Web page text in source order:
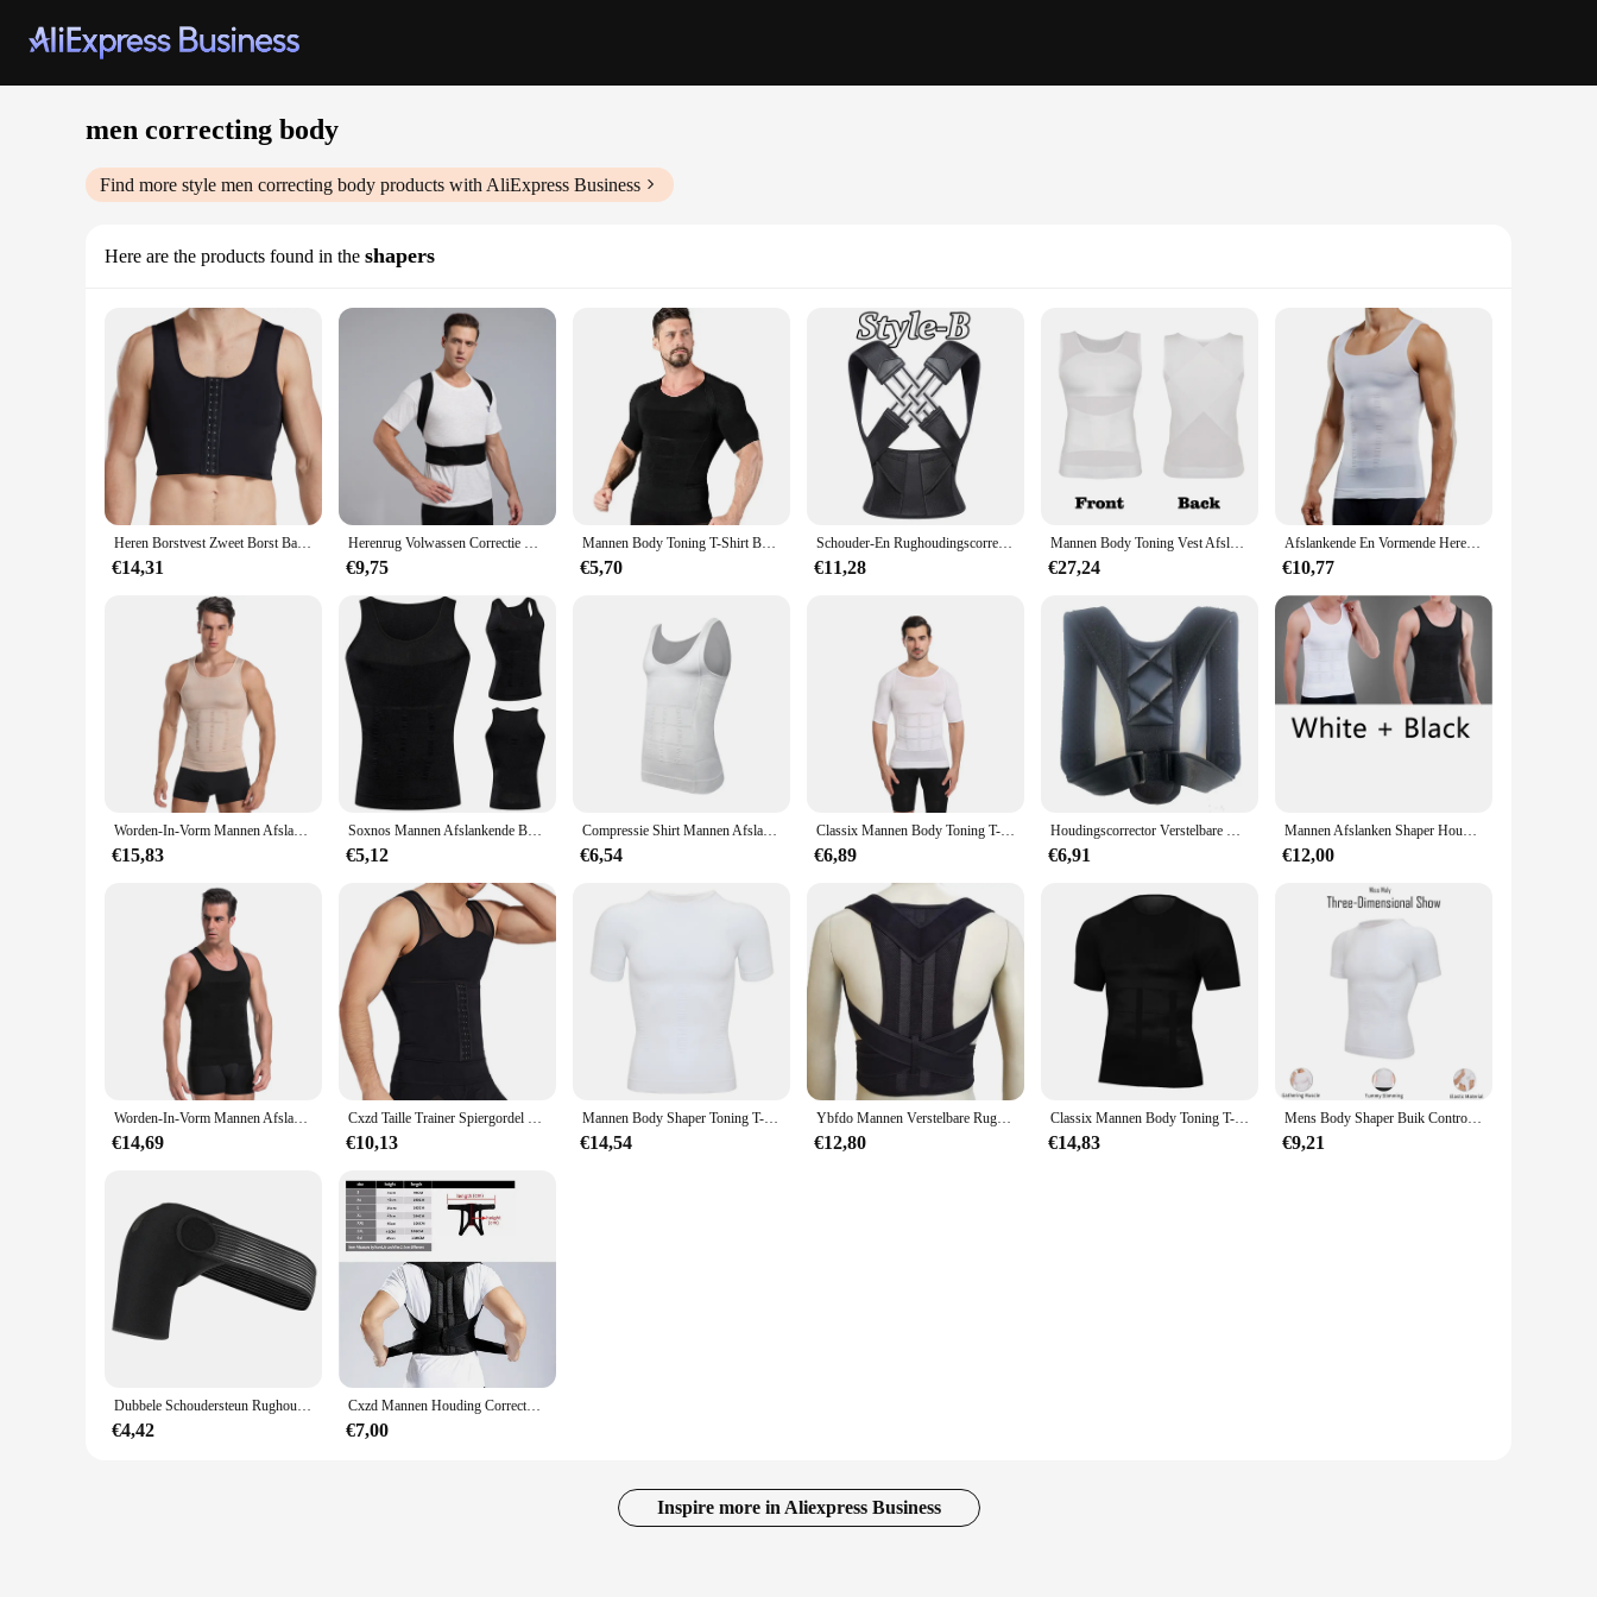
men correcting body
Find more style men correcting body products with AliExpress Business
Here are the products found in the shapers
Heren Borstvest Zweet Borst Bandage Nauwsluitend Ondergoed Body Shaper Korset Ondersteuning Riem Borst Compressie Juiste Houding
€14,31
Herenrug Volwassen Correctie Met Anti-Gebochelde Rechtopstaande Borst Open Schouder Shapewear Orthese Met Zittende Houdingscorrector
€9,75
Mannen Body Toning T-Shirt Body Shaper Corrigerende Afslankhouding Buikvet Controle Compressie Slank Korset Man Modellering Ondergoed
€5,70
Schouder-En Rughoudingscorrectie Met Kameelbandjes Correctie Voor Volwassen Lichaamsvorm, Mannelijke En Vrouwelijke Rugondersteuning
€11,28
Mannen Body Toning Vest Afslankende Body Shaper Corrigerende Houding Buikcontrole Compressie Shirt Modellering Ondergoed Korset
€27,24
Afslankende En Vormende Heren Abdominale Compressiecorrectie Vesten Vetverbranders Borst-En Buikhemden Brasbodysuits Se
€10,77
Worden-In-Vorm Mannen Afslanken Vest Body Shaper Corrigerende Houding Buik Controle Compressie Shirt Gewichtsverlies Ondergoed corset
€15,83
Soxnos Mannen Afslankende Body Shaper Taille Trainer Vest Buikcontrole Houding Shirt Rug Correctie Buik Korset Tank Top Shapewear
€5,12
Compressie Shirt Mannen Afslanken Body Shaper Ondergoed Tank Top Fitness Houding Juiste Buik Buikvet Reducer Vest Xxxl
€6,54
Classix Mannen Body Toning T-shirt Afslanken Body Shaper Corrigerende Houding Buik Controle Compressie Man Modeling Ondergoed Corset
€6,89
Houdingscorrector Verstelbare Rughouding Correctie Gebochelde Riem Preventie Correctie Van Zitten Ademend Lichaam Vormgeven
€6,91
Mannen Afslanken Shaper Houding Vest Mannelijke Tummy Buik Corrector Compressie Body Modellering Vet Brander Borst Tummy T-shirt Corset
€12,00
Worden-In-Vorm Mannen Afslanken Body Shaper Taille Trainer Vest Tummy Controle Houding Shirt Terug Correctie Buik Tank top Shaperwear
€14,69
Cxzd Taille Trainer Spiergordel Shirt Mannen Afslankende Body Shaper Buik Vest Mesh Ketting Korset Correctie Buik Tank Top
€10,13
Mannen Body Shaper Toning T-Shirt Afslankende Shapewear Corrigerende Houding Buikcontrole Compressie Man Modellering Ondergoed Korset
€14,54
Ybfdo Mannen Verstelbare Rugriem Body Shaper Houding Corrector Schouder Lumbale Brace Wervelkolom Ondersteuning Volwassen Houdingscorrectie Korset
€12,80
Classix Mannen Body Toning T-Shirt Gynaecomastie Compressie Shirts Houding Corrector Onderhemd Buik Afslankend Corrigerend Ondergoed
€14,83
Mens Body Shaper Buik Controle Shapewear Man Shapers Modellering Ondergoed Taille Trainer Corrigerende Houding Afslanken Vest Corset
€9,21
Dubbele Schoudersteun Rughouding Corrector Riem Verstelbare Sleutelbeen Rug Lumbale Houding Correctie Kriskras Cross Band
€4,42
Cxzd Mannen Houding Corrector Rug Brace Shapewear Sleutelbeen Ondersteuning Gebogen Verstelbare Back Trainer Body Shaper Correctie Bandjes
€7,00
Inspire more in Aliexpress Business